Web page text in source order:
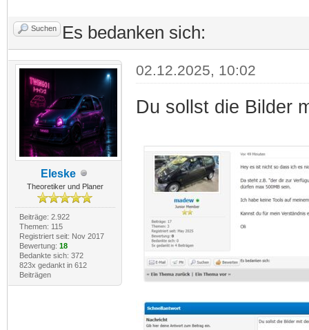
Suchen Es bedanken sich:
Eleske
Theoretiker und Planer
Beiträge: 2.922
Themen: 115
Registriert seit: Nov 2017
Bewertung: 18
Bedankte sich: 372
823x gedankt in 612
Beiträgen
02.12.2025, 10:02
Du sollst die Bilder